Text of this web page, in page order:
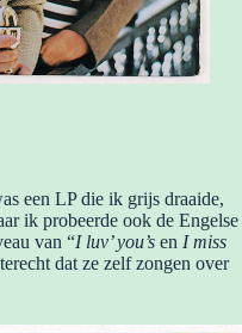
een LP die ik grijs draaide,
ik probeerde ook de Engelse
van “I luv’ you’s en I miss
dat ze zelf zongen over